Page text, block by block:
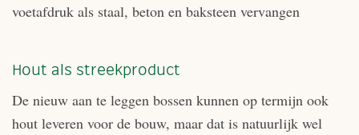
voetafdruk als staal, beton en baksteen vervangen
Hout als streekproduct
De nieuw aan te leggen bossen kunnen op termijn ook
hout leveren voor de bouw, maar dat is natuurlijk wel